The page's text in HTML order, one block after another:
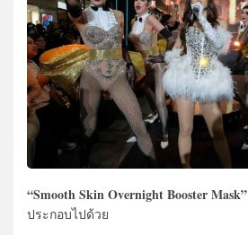
“Smooth Skin Overnight Booster Mask”
ประกอบไปด้วย